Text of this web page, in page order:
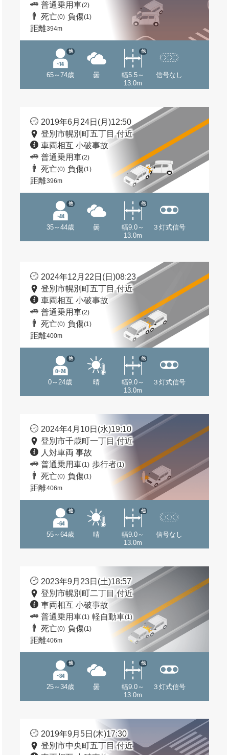
普通乗用車(2)
死亡(0) 負傷(1)
距離394m
65～74歳
他
曇
幅5.5～
13.0m
他
信号なし
2019年6月24日(月)12:50
登別市幌別町五丁目 付近
車両相互 小破事故
普通乗用車(2)
死亡(0) 負傷(1)
距離396m
35～44歳
他
曇
幅9.0～
13.0m
他
３灯式信号
2024年12月22日(日)08:23
登別市幌別町五丁目 付近
車両相互 小破事故
普通乗用車(2)
死亡(0) 負傷(1)
距離400m
0～24歳
他
晴
幅9.0～
13.0m
他
３灯式信号
2024年4月10日(水)19:10
登別市千歳町一丁目 付近
人対車両 事故
普通乗用車(1) 歩行者(1)
死亡(0) 負傷(1)
距離406m
55～64歳
他
晴
幅9.0～
13.0m
他
信号なし
2023年9月23日(土)18:57
登別市幌別町二丁目 付近
車両相互 小破事故
普通乗用車(1) 軽自動車(1)
死亡(0) 負傷(1)
距離406m
25～34歳
他
曇
幅9.0～
13.0m
他
３灯式信号
2019年9月5日(木)17:30
登別市中央町五丁目 付近